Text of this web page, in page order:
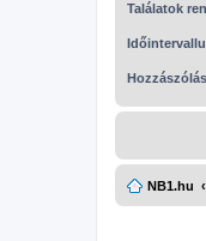
Találatok
NB1.hu